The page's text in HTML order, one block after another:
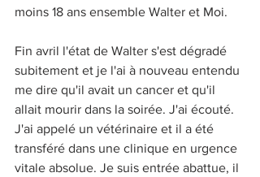
moins 18 ans ensemble Walter et Moi.
Fin avril l'état de Walter s'est dégradé
subitement et je l'ai à nouveau entendu
me dire qu'il avait un cancer et qu'il
allait mourir dans la soirée. J'ai écouté.
J'ai appelé un vétérinaire et il a été
transféré dans une clinique en urgence
vitale absolue. Je suis entrée abattue, il